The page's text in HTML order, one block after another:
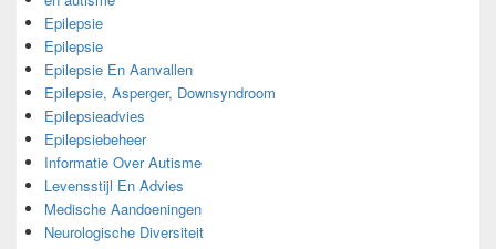
Epilepsie
Epilepsie
Epilepsie En Aanvallen
Epilepsie, Asperger, Downsyndroom
Epilepsieadvies
Epilepsiebeheer
Informatie Over Autisme
Levensstijl En Advies
Medische Aandoeningen
Neurologische Diversiteit